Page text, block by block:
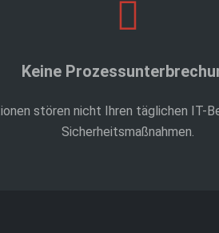
Keine
stören nicht Ihren täglichen IT-
Sicherheitsmaßnahmen.